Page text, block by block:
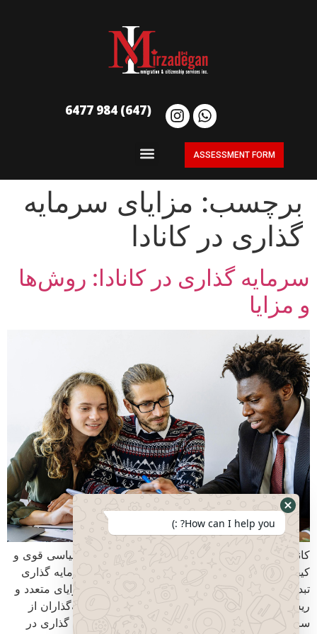
(647) 984 6477
ASSESSMENT FORM
برچسب: مزایای سرمایه
گذاری در کانادا
سرمایه گذاری در کانادا: روش‌ها
و مزایا
کانادا به عنوان کشوری با ثبات اقتصادی، سیستم سیاسی قوی و
کیفیت زندگی بالا، به یکی از مقاصد جذاب برای سرمایه گذاری
تبدیل شده است. تنوع روش‌های سرمایه گذاری، مزایای متعدد و
ریسک پایین، کانادا را به انتخابی ایده‌آل برای سرمایه‌گذاران از
سراسر جهان تبدیل کرده است. روش‌های سرمایه گذاری در
How can I help you? :)